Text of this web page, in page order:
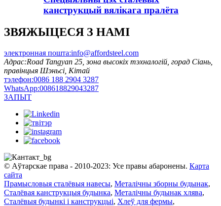
канструкцый вялікага пралёта
ЗВЯЖЫЦЕСЯ З НАМІ
электронная пошта:info@affordsteel.com
Адрас:Road Tangyan 25, зона высокіх тэхналогій, горад Сіань,
правінцыя Шэньсі, Кітай
тэлефон:0086 188 2904 3287
WhatsApp:008618829043287
ЗАПЫТ
© Аўтарскае права - 2010-2023: Усе правы абаронены. Карта
сайта
Прамысловыя сталёвыя навесы, Металічны зборны будынак,
Сталёвая канструкцыя будынка, Металічны будынак хлява,
Сталёвыя будынкі і канструкцыі, Хлеў для фермы,